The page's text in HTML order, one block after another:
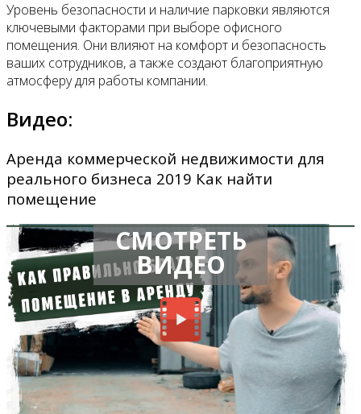
Уровень безопасности и наличие парковки являются
ключевыми факторами при выборе офисного
помещения. Они влияют на комфорт и безопасность
ваших сотрудников, а также создают благоприятную
атмосферу для работы компании.
Видео:
Аренда коммерческой недвижимости для
реального бизнеса 2019 Как найти
помещение
СМОТРЕТЬ
ВИДЕО